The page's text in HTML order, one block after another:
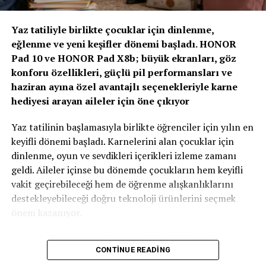
“Yapay Zeka ve Veri, Yeni Dönemin Belirleyicileri
Zirvenin dijitalleşme ve veri odaklı müşteri yönetimi
başlıklı oturumlarında, yapay zeka ve büyük verinin
sigortacılıkta karar alma süreçlerindeki etkisi ele alındı.
AXA Türkiye Satış, Kurumsal İletişim ve Sağlık
Başkanı Sanem Çıngay Buçukoğlu: “Önümüzdeki
daha anlamlı müşteri deneyimlerine dönüştürebilmek
olacak. Yapay zeka bize güçlü araçlar sunuyor; ancak
müşteri güvenini inşa eden temel değerler hâlâ şeffaflık,
tutarlılık ve uzun vadeli ilişki kurabilme becerisidir.
Teknolojinin sağladığı hız ve verimliliği, “Empati
Güvencesi” yaklaşımımızı da arkamıza alarak
Sigortacılığın tarihsel olarak her zaman veri odaklı bir
Yaz tatiliyle birlikte çocuklar için dinlenme,
eğlenme ve yeni keşifler dönemi başladı. HONOR
Pad 10 ve HONOR Pad X8b; büyük ekranları, göz
konforu özellikleri, güçlü pil performansları ve
haziran ayına özel avantajlı seçenekleriyle karne
hediyesi arayan aileler için öne çıkıyor
Yaz tatilinin başlamasıyla birlikte öğrenciler için yılın en
keyifli dönemi başladı. Karnelerini alan çocuklar için
dinlenme, oyun ve sevdikleri içerikleri izleme zamanı
geldi. Aileler içinse bu dönemde çocukların hem keyifli
vakit geçirebileceği hem de öğrenme alışkanlıklarını
destekleyebileceği doğru teknoloji ürünlerini seçmek
önem kazanıyor.
HONOR, Pad 10 ve Pad X8b modelleriyle karne hediyesi
arayan ailelere özel kampanyalarla güçlü tablet
CONTINUE READING